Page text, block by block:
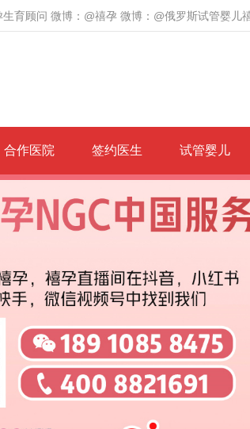
育顾问 微博：@禧孕 微博：@俄罗斯试管婴儿
合作医院 签约医生 试管婴儿